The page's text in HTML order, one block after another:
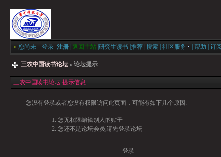
» 您尚未 登录 注册 返回主站 研究生读书 推荐 搜索 社区服务 帮助 订
三农中国读书论坛 » 论坛提示
三农中国读书论坛 提示信息
您没有登录或者您没有权限访问此页面，可能有如下几个原因:
您无权限编辑别人的贴子
您还不是论坛会员,请先登录论坛
登录